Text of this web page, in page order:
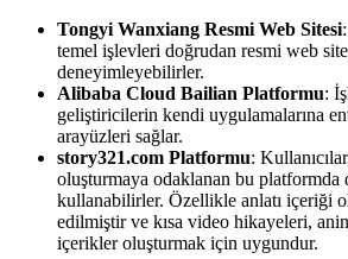
Tongyi Wanxiang Resmi Web Sitesi
temel işlevleri doğrudan resmi web
deneyimleyebilirler.
Alibaba Cloud Bailian Platformu:
geliştiricilerin kendi uygulamalarına
arayüzleri sağlar.
story321.com Platformu:
oluşturmaya odaklanan bu platformda
kullanabilirler. Özellikle anlatı içeriği
edilmiştir ve kısa video hikayeleri,
içerikler oluşturmak için uygundur.